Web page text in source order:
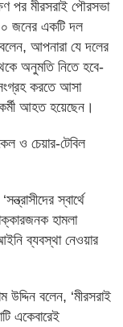
পর মীরসরাই পৌরসভা
জনের একটি দল
আপনারা যে দলের
অনুমতি নিতে হবে-
করতে আসা
আহত হয়েছেন।
ও চেয়ার-টেবিল
স্বার্থে
হামলা
ব্যবস্থা নেওয়ার
উদ্দিন বলেন, ‘মীরসরাই
একেবারেই